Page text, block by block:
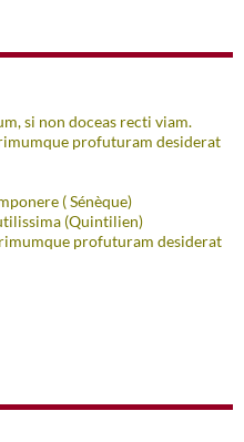
si non doceas recti viam.
profuturam desiderat
( Sénèque)
(Quintilien)
profuturam desiderat